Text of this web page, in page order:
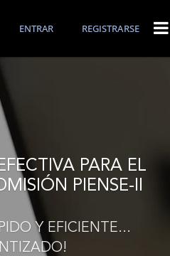
ENTRAR REGISTRARSE
PARA EL
PIENSE-II
Y EFICIENTE...